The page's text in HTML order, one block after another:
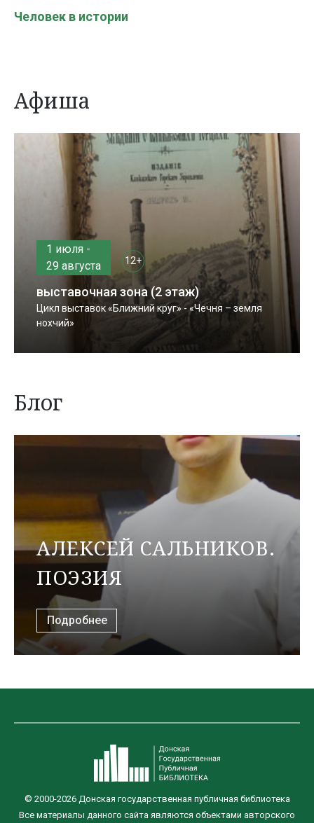
Человек в истории
Афиша
1 июля -
29 августа
12+
выставочная зона (2 этаж)
Цикл выставок «Ближний круг» - «Чечня – земля
нохчий»
Блог
АЛЕКСЕЙ САЛЬНИКОВ.
ПОЭЗИЯ
Подробнее
© 2000-2026 Донская государственная публичная библиотека
Все материалы данного сайта являются объектами авторского